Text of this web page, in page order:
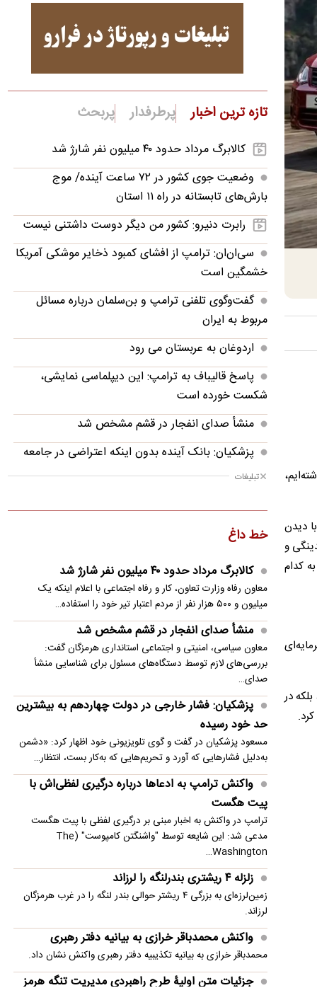
اردیبهشت ۱۴۰۵ را پشت سر گذاشته‌‌ایم،
دیدن
و
کدام
در
تازه ترین اخبار پرطرفدار پربحث
کالابرگ مرداد حدود ۴۰‌ میلیون نفر شارژ شد
وضعیت جوی کشور در ۷۲ ساعت آینده/ موج
بارش‌های تابستانه در راه ۱۱ استان
رابرت دنیرو: کشور من دیگر دوست داشتنی نیست
سی‌ان‌ان: ترامپ از افشای کمبود ذخایر موشکی آمریکا
خشمگین است
گفت‌وگوی تلفنی ترامپ و بن‌سلمان درباره مسائل
مربوط به ایران
اردوغان به عربستان می رود
پاسخ قالیباف به ترامپ: این دیپلماسی نمایشی،
شکست خورده است
منشأ صدای انفجار در قشم مشخص شد
پزشکیان: بانک آینده بدون اینکه اعتراضی در جامعه
شکل بگیرد، بسته شد
پزشکیان: در ابتدای دولت با قطعی برق، آب و گاز
مواجه بودیم
معاون مرکز شرکت‌های دانش‌بنیان: توسعه فناوری،
مسیر رقابت‌پذیری صنعت قطعه‌سازی است
سنتکام: به محاصره دریایی ایران ادامه می دهیم
مصر خواستار تدوین چشم‌انداز مشترک عربی برای
امنیت منطقه شد
انفجار در حومه دمشق چند کشته و زخمی برجا
گذاشت
تبلیغات
خط داغ
کالابرگ مرداد حدود ۴۰‌ میلیون نفر شارژ شد
معاون رفاه وزارت تعاون، کار و رفاه اجتماعی با اعلام اینکه یک
میلیون و ۵۰۰ هزار نفر از مردم اعتبار تیر خود را استفاده…
منشأ صدای انفجار در قشم مشخص شد
معاون سیاسی، امنیتی و اجتماعی استانداری هرمزگان گفت:
بررسی‌های لازم توسط دستگاه‌های مسئول برای شناسایی منشأ
صدای…
پزشکیان: فشار خارجی در دولت چهاردهم به بیشترین
حد خود رسیده
مسعود پزشکیان در گفت و گوی تلویزیونی خود اظهار کرد: «دشمن
به‌دلیل فشارهایی که آورد و تحریم‌هایی که به‌کار بست، انتظار…
واکنش ترامپ به ادعاها درباره درگیری لفظی‌اش با
پیت هگست
ترامپ در واکنش به اخبار مبنی بر درگیری لفظی با پیت هگست
مدعی شد: این شایعه توسط "واشنگتن کامپوست" (The
Washington…
زلزله ۴ ریشتری بندرلنگه را لرزاند
زمین‌لرزه‌ای به بزرگی ۴ ریشتر حوالی بندر لنگه را در غرب هرمزگان
لرزاند.
واکنش محمدباقر خرازی به بیانیه دفتر رهبری
محمدباقر خرازی به بیانیه تکذیبیه دفتر رهبری واکنش نشان داد.
جزئیات متن اولیۀ طرح راهبردی مدیریت تنگه هرمز